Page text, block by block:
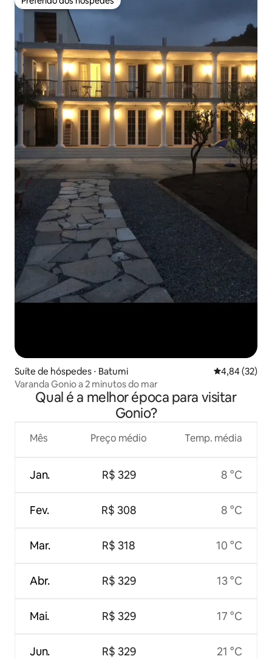
Preferido dos hóspedes
Suíte de hóspedes ⋅ Batumi 4,84 de uma
4,84 (32)
Varanda Gonio a 2 minutos do mar
Qual é a melhor época para visitar
Gonio?
Mês
Jan.
Fev.
Mar.
Abr.
Mai.
Jun.
Preço médio
R$ 329
R$ 308
R$ 318
R$ 329
R$ 329
R$ 329
Temp. média
8 °C
8 °C
10 °C
13 °C
17 °C
21 °C